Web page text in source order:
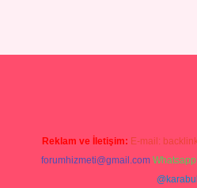
Reklam ve İletişim: E-mail:
forumhizmeti@gmail.com
@karabul